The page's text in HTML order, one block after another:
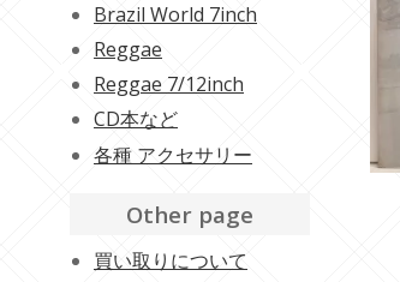
Brazil World 7inch
Reggae
Reggae 7/12inch
CD本など
各種 アクセサリー
Other page
買い取りについて